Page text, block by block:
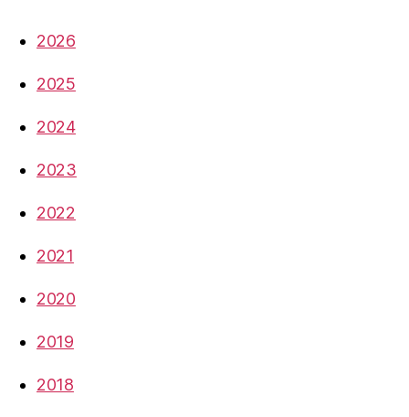
2026
2025
2024
2023
2022
2021
2020
2019
2018